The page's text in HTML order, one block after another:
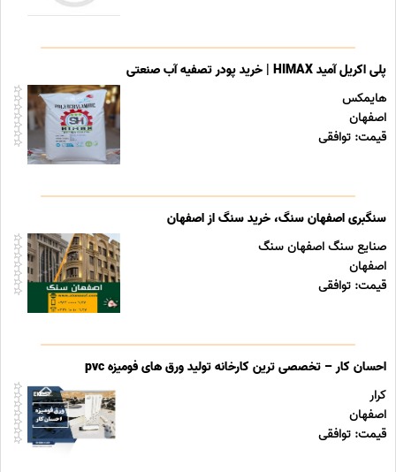
پلی اکریل آمید HIMAX | خرید پودر تصفیه آب صنعتی
هایمکس
اصفهان
قیمت: توافقی
سنگبری اصفهان سنگ، خرید سنگ از اصفهان
صنایع سنگ اصفهان سنگ
اصفهان
قیمت: توافقی
احسان کار – تخصصی ترین کارخانه تولید ورق های فومیزه pvc
کرار
اصفهان
قیمت: توافقی